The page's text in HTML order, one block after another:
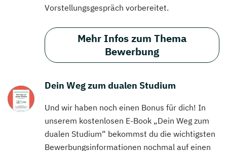
Vorstellungsgespräch vorbereitet.
Mehr Infos zum Thema
Bewerbung
Dein Weg zum dualen Studium
Und wir haben noch einen Bonus für dich! In
unserem kostenlosen E-Book „Dein Weg zum
dualen Studium“ bekommst du die wichtigsten
Bewerbungsinformationen nochmal auf einen